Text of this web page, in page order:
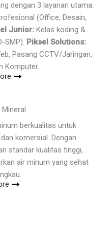
dengan 3 layanan utama:
(Office, Desain,
Junior: Kelas koding &
SMP). Piksel Solutions:
Pasang CCTV/Jaringan,
Komputer.
berkualitas untuk
komersial. Dengan
standar kualitas tinggi,
air minum yang sehat